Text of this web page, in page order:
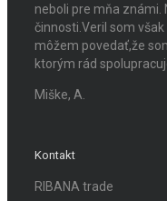
neboli pre mňa známi.
činnosti.Veril som
môžem povedať,že
ktorým rád
Miške, A.
Kontakt
RIBANA trade